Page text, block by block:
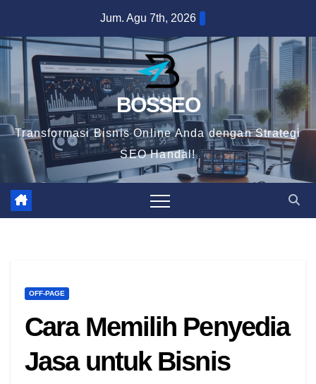
content
Jum. Agu 7th, 2026
BOSSEO
Transformasi Bisnis Online Anda dengan Strategi
SEO Handal!
OFF-PAGE
Cara Memilih Penyedia
Jasa untuk Bisnis